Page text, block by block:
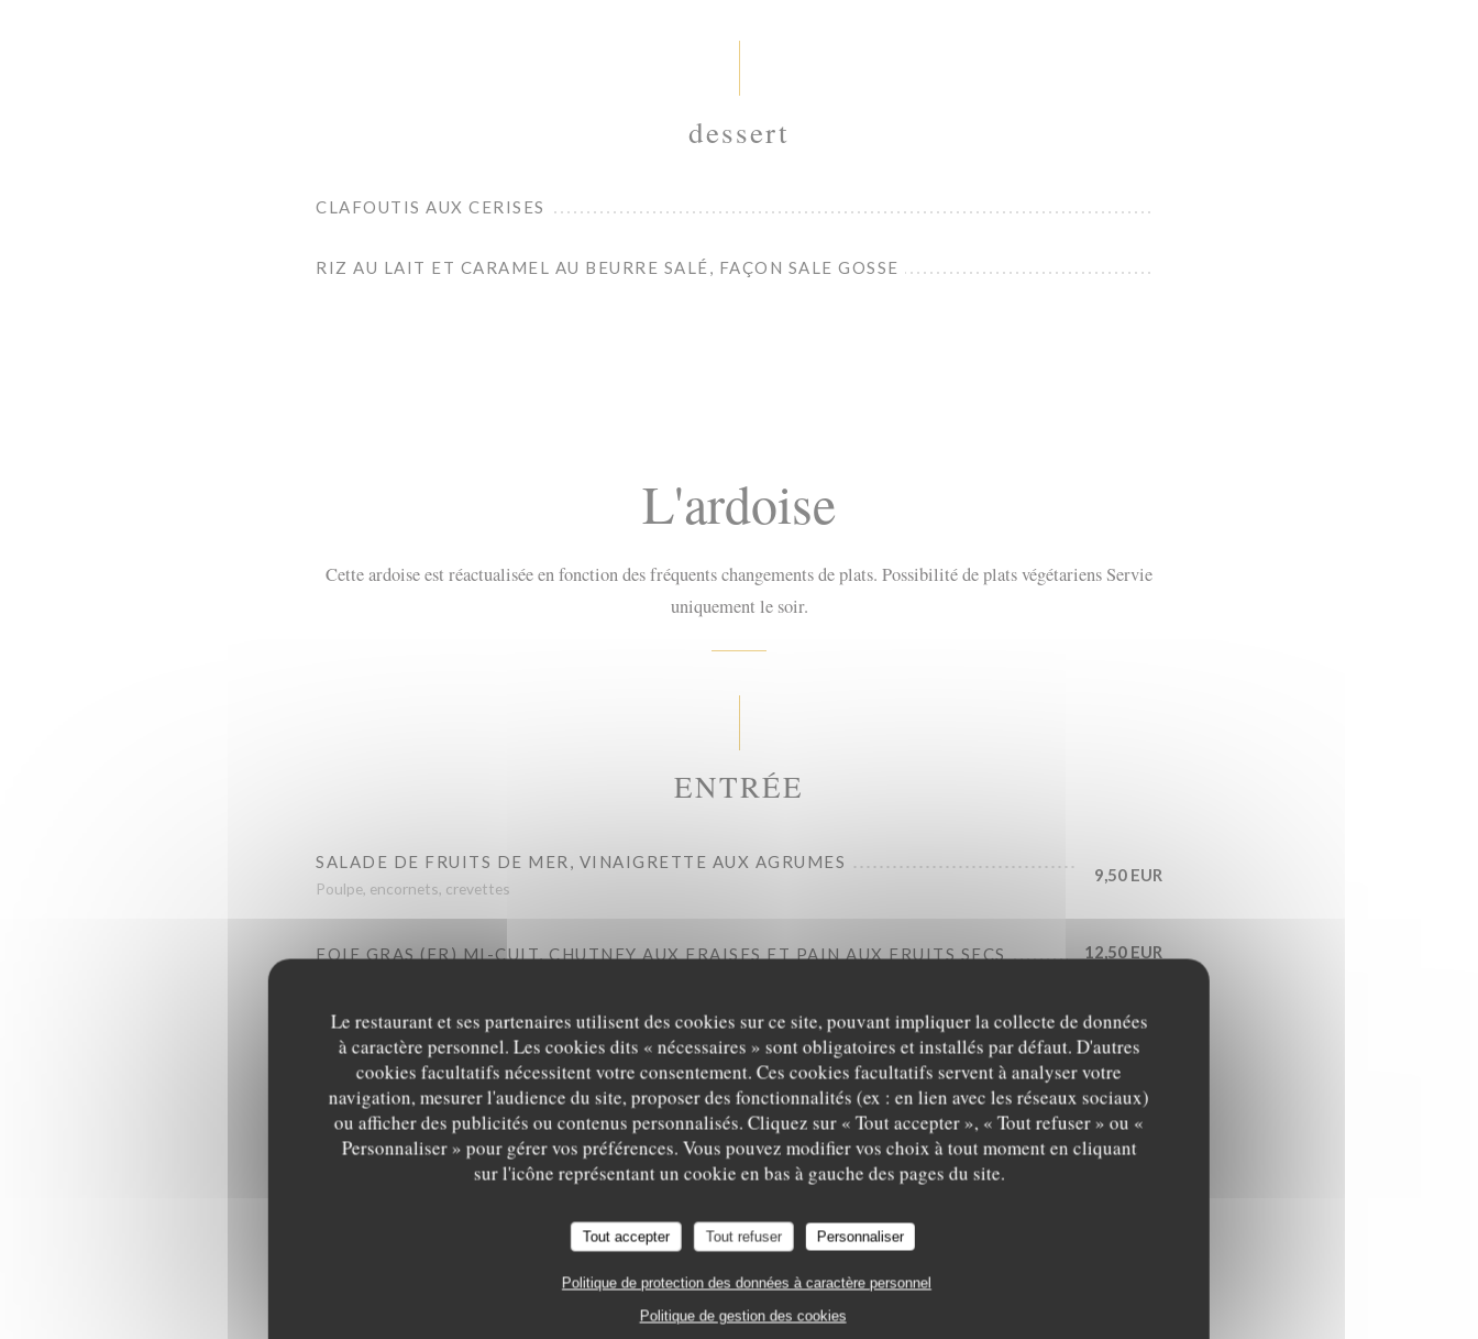
Le restaurant et ses partenaires utilisent des cookies sur ce site, pouvant impliquer la collecte de données
à caractère personnel. Les cookies dits « nécessaires » sont obligatoires et installés par défaut. D'autres
cookies facultatifs nécessitent votre consentement. Ces cookies facultatifs servent à analyser votre
navigation, mesurer l'audience du site, proposer des fonctionnalités (ex : en lien avec les réseaux sociaux)
ou afficher des publicités ou contenus personnalisés. Cliquez sur « Tout accepter », « Tout refuser » ou «
Personnaliser » pour gérer vos préférences. Vous pouvez modifier vos choix à tout moment en cliquant
sur l'icône représentant un cookie en bas à gauche des pages du site.
Tout accepter Tout refuser Personnaliser
Politique de protection des données à caractère personnel
Politique de gestion des cookies
dessert
CLAFOUTIS AUX CERISES
RIZ AU LAIT ET CARAMEL AU BEURRE SALÉ, FAÇON SALE GOSSE
L'ardoise
Cette ardoise est réactualisée en fonction des fréquents changements de plats. Possibilité de plats végétariens Servie
uniquement le soir.
ENTRÉE
SALADE DE FRUITS DE MER, VINAIGRETTE AUX AGRUMES
Poulpe, encornets, crevettes
9,50 EUR
FOIE GRAS (FR) MI-CUIT, CHUTNEY AUX FRAISES ET PAIN AUX FRUITS SECS 12,50 EUR
GRAVELAX DE SAUMON, CRÈME AU WASABI 8,00 EUR
SALADE DE HARICOTS VERTS, PÊCHE BLANCHE ET FÊTA 8,00 EUR
PLAT
FAUX-FILET (FR), FRITES MAISON ET SAUCE CHIMICHURRI DE PRINTEMPS
Le Sale Gosse